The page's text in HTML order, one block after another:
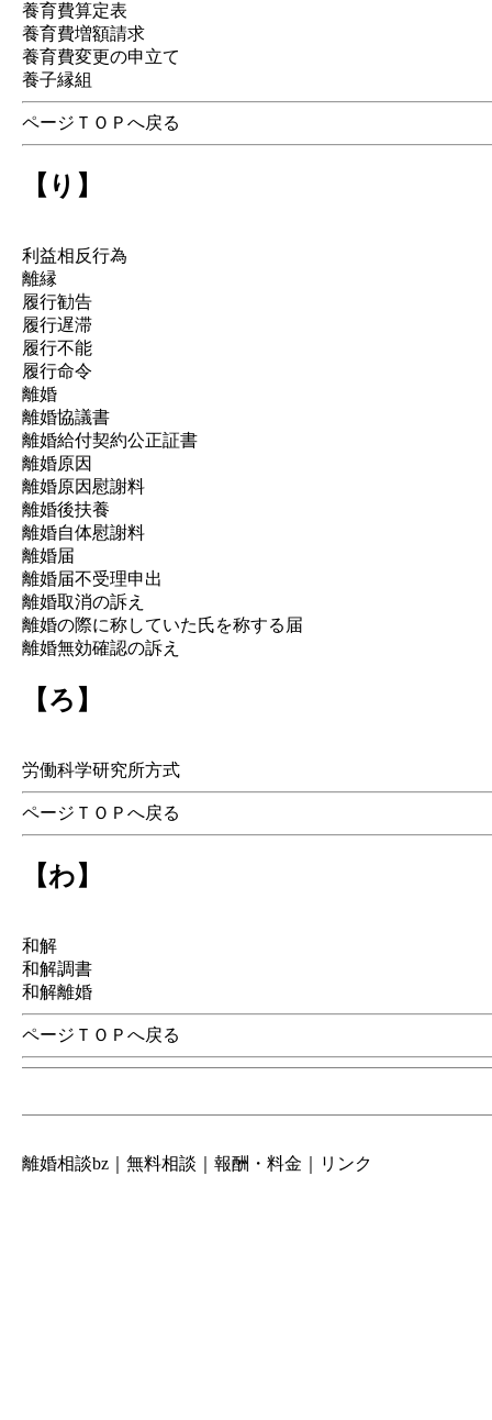
養育費算定表
養育費増額請求
養育費変更の申立て
養子縁組
ページＴＯＰへ戻る
【り】
利益相反行為
離縁
履行勧告
履行遅滞
履行不能
履行命令
離婚
離婚協議書
離婚給付契約公正証書
離婚原因
離婚原因慰謝料
離婚後扶養
離婚自体慰謝料
離婚届
離婚届不受理申出
離婚取消の訴え
離婚の際に称していた氏を称する届
離婚無効確認の訴え
【ろ】
労働科学研究所方式
ページＴＯＰへ戻る
【わ】
和解
和解調書
和解離婚
ページＴＯＰへ戻る
離婚相談bz 無料相談 報酬・料金 リンク